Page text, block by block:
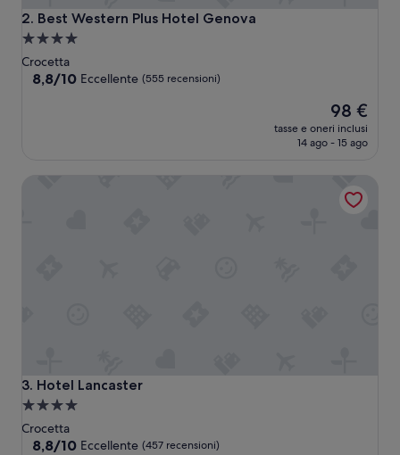
2. Best Western Plus Hotel Genova
Best Western Plus Hotel Genova
Struttura
a
4.0
Crocetta
8.8
8,8/10 Eccellente (555 recensioni)
Il
prezzo
attuale
98 €
tasse e oneri inclusi
14 ago - 15 ago
3. Hotel Lancaster
Hotel Lancaster
Struttura
a
4.0
Crocetta
8.8
8,8/10 Eccellente (457 recensioni)